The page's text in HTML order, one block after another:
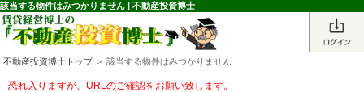
該当する物件はみつかりません | 不動産投資博士
不動産投資博士トップ＞ 該当する物件はみつかりません
恐れ入りますが、URLのご確認をお願い致します。